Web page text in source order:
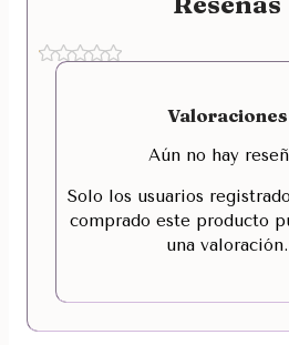
Valoraciones
Aún no hay
Solo los usuarios
comprado este producto
una valoración.